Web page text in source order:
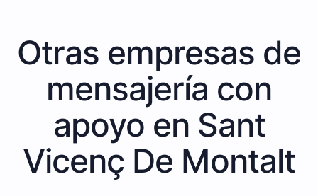
Otras empresas de
mensajería con
apoyo en Sant
Vicenç De Montalt